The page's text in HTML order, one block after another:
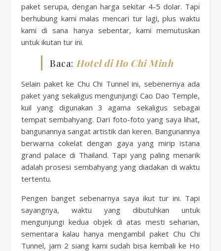
paket serupa, dengan harga sekitar 4-5 dolar. Tapi
berhubung kami malas mencari tur lagi, plus waktu
kami di sana hanya sebentar, kami memutuskan
untuk ikutan tur ini.
Baca: Hotel di Ho Chi Minh
Selain paket ke Chu Chi Tunnel ini, sebenernya ada
paket yang sekaligus mengunjungi Cao Dao Temple,
kuil yang digunakan 3 agama sekaligus sebagai
tempat sembahyang. Dari foto-foto yang saya lihat,
bangunannya sangat artistik dan keren. Bangunannya
berwarna cokelat dengan gaya yang mirip istana
grand palace di Thailand. Tapi yang paling menarik
adalah prosesi sembahyang yang diadakan di waktu
tertentu.
Pengen banget sebenarnya saya ikut tur ini. Tapi
sayangnya, waktu yang dibutuhkan untuk
mengunjungi kedua objek di atas mesti seharian,
sementara kalau hanya mengambil paket Chu Chi
Tunnel, jam 2 siang kami sudah bisa kembali ke Ho